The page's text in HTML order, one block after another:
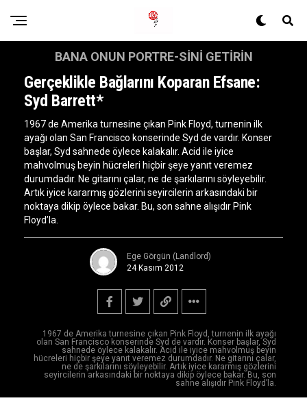
1967 de Amerika turnesine çıkan Pink Floyd, turnenin ilk ayağı
olan San Francisco konserinde Syd de vardır. Konser başlar, Syd
sahnede öylece kalakalır. Acid ile iyice mahvolmuş beyin
hücreleri hiçbir şeye yanıt veremez durumdadır. Ne gitarını çalar,
ne de şarkılarını söyleyebilir. Artık iyice kararmış gözlerini
seyircilerin arkasındaki bir noktaya dikip öylece bakar. Bu, son
sahne alışıdır Pink Floyd’la.
BANA ONUN PORTRE-SINI GETIRIN
Gerçeklikle Bağlarını Koparan Efsane:
Syd Barrett*
1967 de Amerika turnesine çıkan Pink Floyd, turnenin ilk
ayağı olan San Francisco konserinde Syd de vardır. Konser
başlar, Syd sahnede öylece kalakalır. Acid ile iyice
mahvolmuş beyin hücreleri hiçbir şeye yanıt veremez
durumdadır. Ne gitarını çalar, ne de şarkılarını söyleyebilir.
Artık iyice kararmış gözlerini seyircilerin arkasındaki bir
noktaya dikip öylece bakar. Bu, son sahne alışıdır Pink
Floyd’la.
Ege Görgün (Landlord)
24 Kasım 2012